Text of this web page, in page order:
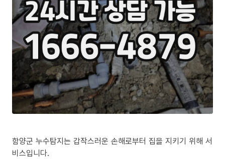
함양군 누수탐지는 갑작스러운 손해로부터 집을 지키기 위해 서
비스입니다.